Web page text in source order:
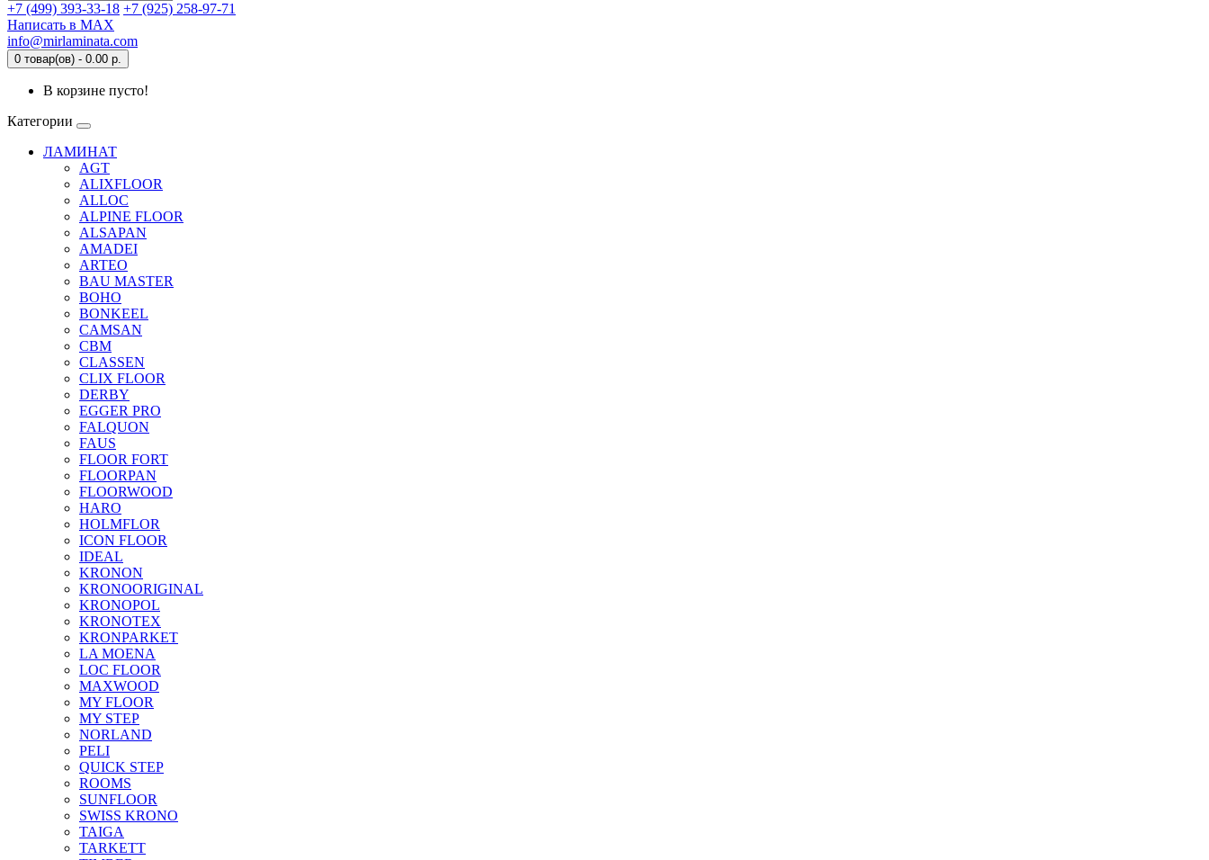
+7 (499) 393-33-18 +7 (925) 258-97-71
Написать в MAX
info@mirlaminata.com
0 товар(ов) - 0.00 р.
В корзине пусто!
Категории
ЛАМИНАТ
AGT
ALIXFLOOR
ALLOC
ALPINE FLOOR
ALSAPAN
AMADEI
ARTEO
BAU MASTER
BOHO
BONKEEL
CAMSAN
CBM
CLASSEN
CLIX FLOOR
DERBY
EGGER PRO
FALQUON
FAUS
FLOOR FORT
FLOORPAN
FLOORWOOD
HARO
HOLMFLOR
ICON FLOOR
IDEAL
KRONON
KRONOORIGINAL
KRONOPOL
KRONOTEX
KRONPARKET
LA MOENA
LOC FLOOR
MAXWOOD
MY FLOOR
MY STEP
NORLAND
PELI
QUICK STEP
ROOMS
SUNFLOOR
SWISS KRONO
TAIGA
TARKETT